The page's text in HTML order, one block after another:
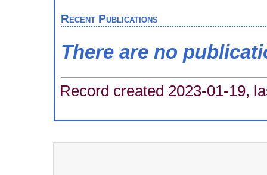
Recent Publications
There are no
Record created 2023-01-19,